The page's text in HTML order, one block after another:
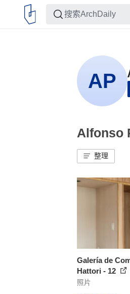
Alfonso
整理
Galería de
Hattori - 12
照片